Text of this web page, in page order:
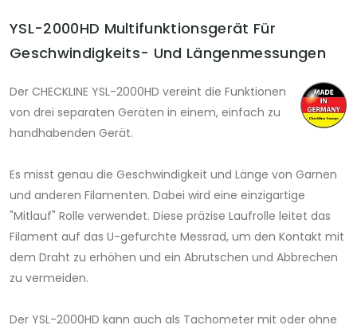
YSL-2000HD Multifunktionsgerät Für
Geschwindigkeits- Und Längenmessungen
Der CHECKLINE YSL-2000HD vereint die Funktionen
von drei separaten Geräten in einem, einfach zu
handhabenden Gerät.
Es misst genau die Geschwindigkeit und Länge von Garnen
und anderen Filamenten. Dabei wird eine einzigartige
"Mitlauf" Rolle verwendet. Diese präzise Laufrolle leitet das
Filament auf das U-gefurchte Messrad, um den Kontakt mit
dem Draht zu erhöhen und ein Abrutschen und Abbrechen
zu vermeiden.
Der YSL-2000HD kann auch als Tachometer mit oder ohne